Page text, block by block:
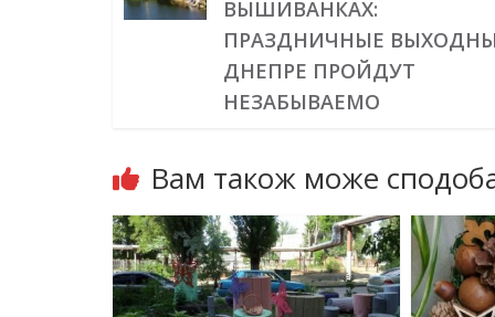
ВЫШИВАНКАХ:
ПРАЗДНИЧНЫЕ
ДНЕПРЕ ПРОЙДУТ
НЕЗАБЫВАЕМО
Вам також може